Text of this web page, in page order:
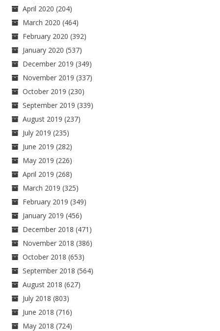
April 2020 (204)
March 2020 (464)
February 2020 (392)
January 2020 (537)
December 2019 (349)
November 2019 (337)
October 2019 (230)
September 2019 (339)
August 2019 (237)
July 2019 (235)
June 2019 (282)
May 2019 (226)
April 2019 (268)
March 2019 (325)
February 2019 (349)
January 2019 (456)
December 2018 (471)
November 2018 (386)
October 2018 (653)
September 2018 (564)
August 2018 (627)
July 2018 (803)
June 2018 (716)
May 2018 (724)